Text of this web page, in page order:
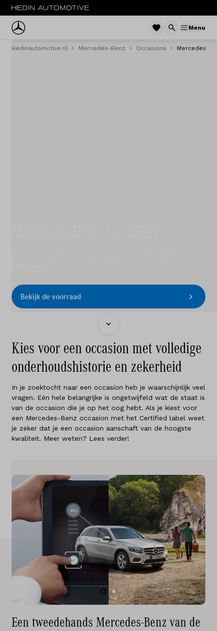
Menu
Menu
Vacatures
Vestigingen
Merken
Kennis & advies
Land
Nederland
Taal
Nederlands
Hedinautomotive.nl Mercedes-Benz Occasions Mercedes-
Bekijk de voorraad
Kies voor een occasion met volledige
onderhoudshistorie en zekerheid
In je zoektocht naar een occasion heb je waarschijnlijk veel
vragen. Eén hele belangrijke is ongetwijfeld wat de staat is
van de occasion die je op het oog hebt. Als je kiest voor
een Mercedes-Benz occasion met het Certified label weet
je zeker dat je een occasion aanschaft van de hoogste
kwaliteit. Meer weten? Lees verder!
Een tweedehands Mercedes-Benz van de